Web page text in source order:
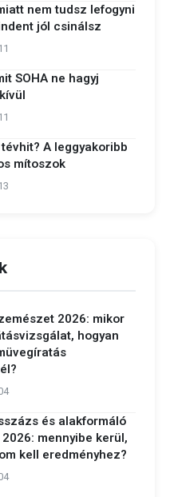
nem tudsz lefogyni
jól csinálsz
SOHA ne hagyj
A leggyakoribb
mítoszok
2026: mikor
hogyan
és alakformáló
mennyibe kerül,
kell eredményhez?